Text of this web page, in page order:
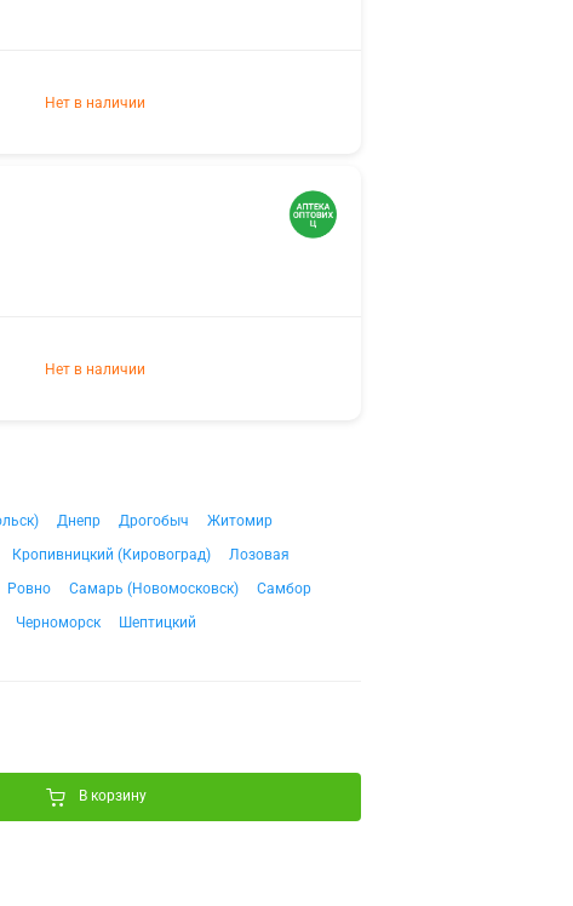
Нет в наличии
Нет в наличии
Днепр Дрогобыч
Житомир
Кропивницкий (Кировоград)
Лозовая
Ровно Самарь (Новомосковск)
Самбор
Черноморск Шептицкий
В корзину